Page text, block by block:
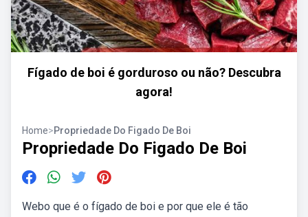
Fígado de boi é gorduroso ou não? Descubra
agora!
Home>Propriedade Do Figado De Boi
Propriedade Do Figado De Boi
Webo que é o fígado de boi e por que ele é tão